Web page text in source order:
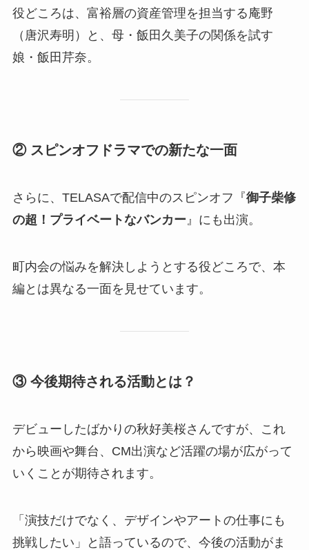
役どころは、富裕層の資産管理を担当する庵野
（唐沢寿明）と、母・飯田久美子の関係を試す
娘・飯田芹奈。
② スピンオフドラマでの新たな一面
さらに、TELASAで配信中のスピンオフ『御子柴修
の超！プライベートなバンカー』にも出演。
町内会の悩みを解決しようとする役どころで、本
編とは異なる一面を見せています。
③ 今後期待される活動とは？
デビューしたばかりの秋好美桜さんですが、これ
から映画や舞台、CM出演など活躍の場が広がって
いくことが期待されます。
「演技だけでなく、デザインやアートの仕事にも
挑戦したい」と語っているので、今後の活動がま